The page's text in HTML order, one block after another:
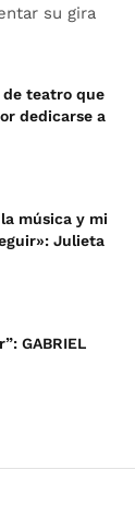
su gira
de teatro que
dedicarse a
música y mi
Julieta
GABRIEL